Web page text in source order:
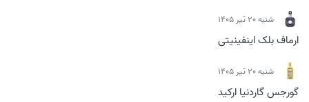
شنبه 20 تیر 1405
ارماف بلک اینفینیتی
شنبه 20 تیر 1405
گورجس گاردنیا ارکید